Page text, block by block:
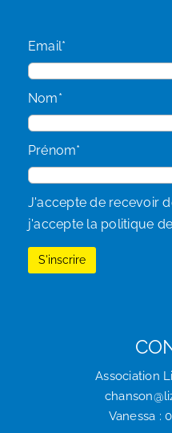
Email*
Nom*
Prénom*
J'accepte de recevoir
j'accepte la politique
Association
Vanessa :